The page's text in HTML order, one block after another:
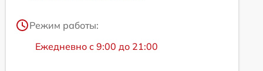
Режим работы:
Ежедневно с 9:00 до 21:00